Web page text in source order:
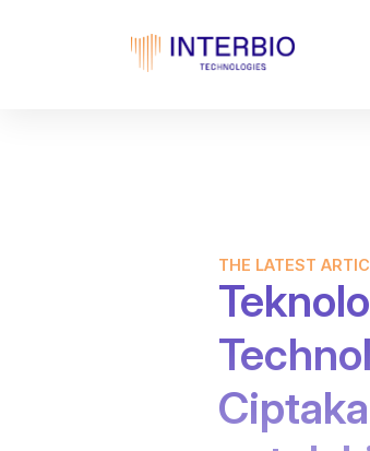
THE LATEST